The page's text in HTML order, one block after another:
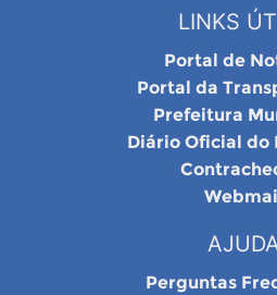
LINKS
Portal de
Portal da
Prefeitura
Diário Oficial do
Perguntas